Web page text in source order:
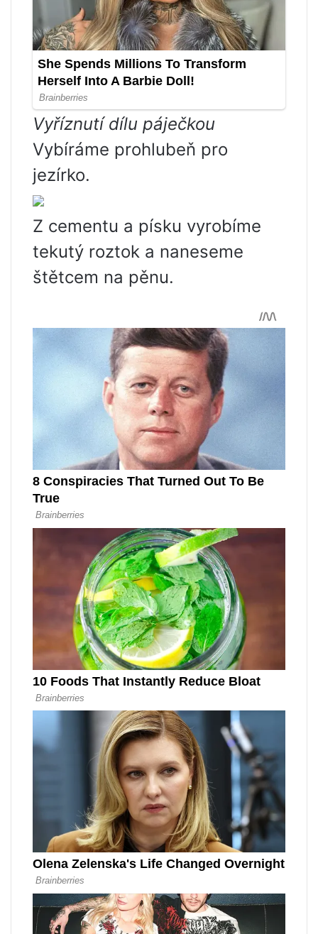
Vyříznutí dílu páječkou
Vybíráme prohlubeň pro
jezírko.
Z cementu a písku vyrobíme
tekutý roztok a naneseme
štětcem na pěnu.